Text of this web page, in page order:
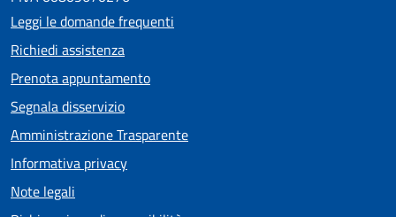
Leggi le domande frequenti
Richiedi assistenza
Prenota appuntamento
Segnala disservizio
Amministrazione Trasparente
Informativa privacy
Note legali